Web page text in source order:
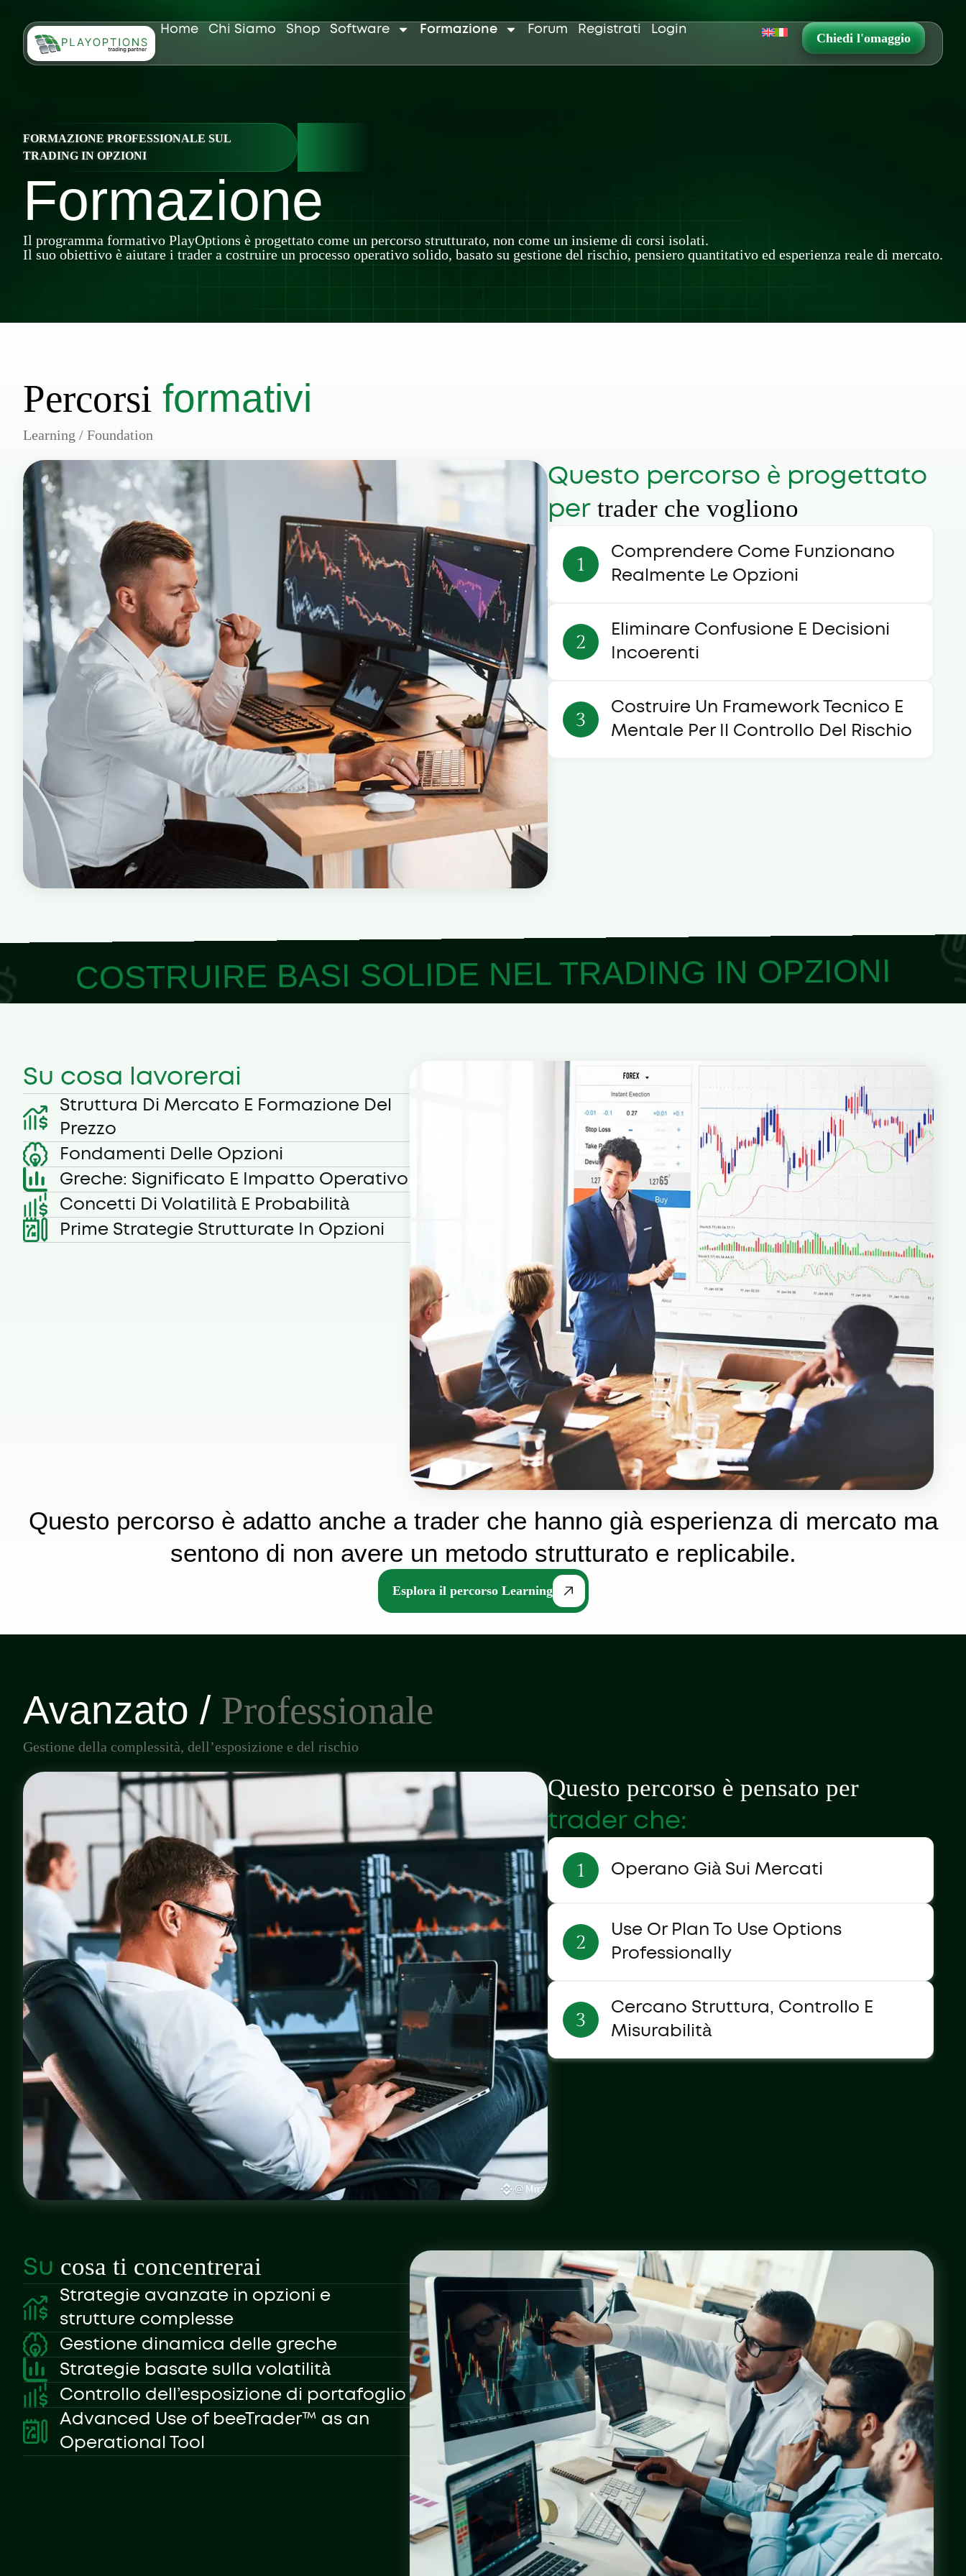
contenuto
Home Chi Siamo Shop Software Formazione Forum Registrati Login
Chiedi l'omaggio
FORMAZIONE PROFESSIONALE SUL
TRADING IN OPZIONI
Formazione
Il programma formativo PlayOptions è progettato come un percorso strutturato, non come un insieme di corsi isolati.
Il suo obiettivo è aiutare i trader a costruire un processo operativo solido, basato su gestione del rischio, pensiero quantitativo ed esperienza reale di mercato.
Percorsi formativi
Learning / Foundation
Questo percorso è progettato
pertrader che vogliono
Comprendere Come Funzionano
Realmente Le Opzioni
Eliminare Confusione E Decisioni
Incoerenti
Costruire Un Framework Tecnico E
Mentale Per Il Controllo Del Rischio
COSTRUIRE BASI SOLIDE NEL TRADING IN OPZIONI
Su cosa lavorerai
Struttura Di Mercato E Formazione Del
Prezzo
Fondamenti Delle Opzioni
Greche: Significato E Impatto Operativo
Concetti Di Volatilità E Probabilità
Prime Strategie Strutturate In Opzioni
Questo percorso è adatto anche a trader che hanno già esperienza di mercato ma
sentono di non avere un metodo strutturato e replicabile.
Esplora il percorso Learning
Avanzato / Professionale
Gestione della complessità, dell’esposizione e del rischio
Questo percorso è pensato per
trader che:
Operano Già Sui Mercati
Use Or Plan To Use Options
Professionally
Cercano Struttura, Controllo E
Misurabilità
Su cosa ti concentrerai
Strategie avanzate in opzioni e
strutture complesse
Gestione dinamica delle greche
Strategie basate sulla volatilità
Controllo dell’esposizione di portafoglio
Advanced Use of beeTrader™ as an
Operational Tool